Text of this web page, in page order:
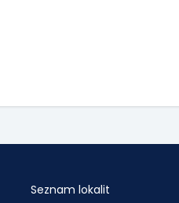
Seznam lokalit